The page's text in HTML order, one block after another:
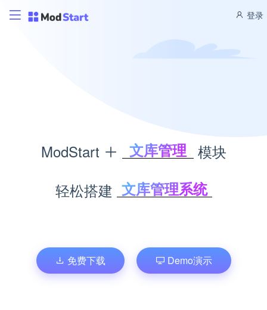
登录
ModStart
文库管理
积分商城
CMS管理
模块
轻松搭建 文库管理系统
个人博客系统
企业商城系统
免费下载 Demo演示